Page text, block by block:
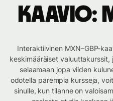
Kaavio:
Interaktiivinen MXN–GBP-
keskimääräiset
selaamaan jopa viiden
odotella parempia kursseja,
sinulle, kun tilanne on